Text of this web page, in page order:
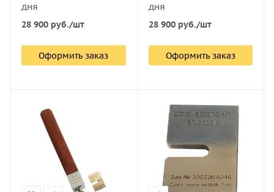
дня
28 900 руб./шт
Оформить заказ
дня
28 900руб./шт
Оформить заказ